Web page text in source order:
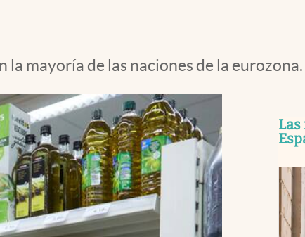
mayoría de las naciones de la eurozona.